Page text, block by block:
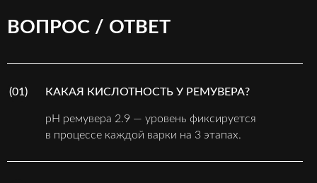
ВОПРОС / ОТВЕТ
(01) КАКАЯ КИСЛОТНОСТЬ У РЕМУВЕРА?
pH ремувера 2.9 — уровень фиксируется
в процессе каждой варки на 3 этапах.